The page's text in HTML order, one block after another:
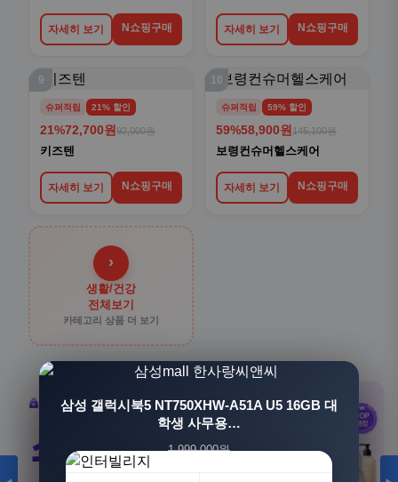
자세히 보기 N쇼핑구매 자세히 보기 N쇼핑구매
9
슈퍼적립 21% 할인
21%72,700원 92,000원
키즈텐
자세히 보기 N쇼핑구매
10
슈퍼적립 59% 할인
59%58,900원 145,100원
보령컨슈머헬스케어
자세히 보기 N쇼핑구매
›
생활/건강
전체보기
카테고리 상품 더 보기
[3+1] 동국제약 마이핏 V 활성엽산 임신준비 임산
부영양 30정, 4개
100,000원
삼성 갤럭시북5 NT750XHW-A51A U5 16GB 대
학생 사무용…
1,999,000원